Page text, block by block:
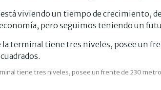
viviendo un tiempo de crecimiento,
pero seguimos teniendo un
tiene tres niveles, posee un frente de 230